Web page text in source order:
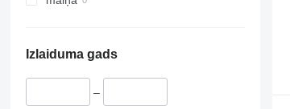
Izlaiduma gads
–